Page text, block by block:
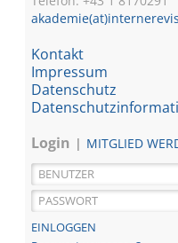
Kontakt
Impressum
Datenschutz
Login
MITGLIED